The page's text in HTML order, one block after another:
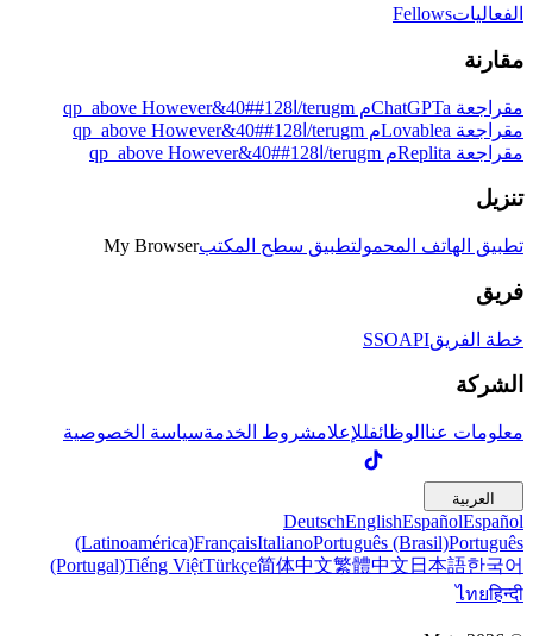
الفعالياتFellows
مقارنة
مقراجعة ChatGPTaم terugm/ا128##40&qp_above However
مقراجعة Lovableaم terugm/ا128##40&qp_above However
مقراجعة Replitaم terugm/ا128##40&qp_above However
تنزيل
تطبيق الهاتف المحمولتطبيق سطح المكتبMy Browser
فريق
خطة الفريق SSOAPI
الشركة
معلومات عنا الوظائفللإعلامشروط الخدمةسياسة الخصوصية
العربية
DeutschEnglishEspañolEspañol
(Latinoamérica)FrançaisItalianoPortuguês (Brasil)Português
(Portugal)Tiếng ViệtTürkçe简体中文繁體中文 日本語한국어
ไทยहिन्दी